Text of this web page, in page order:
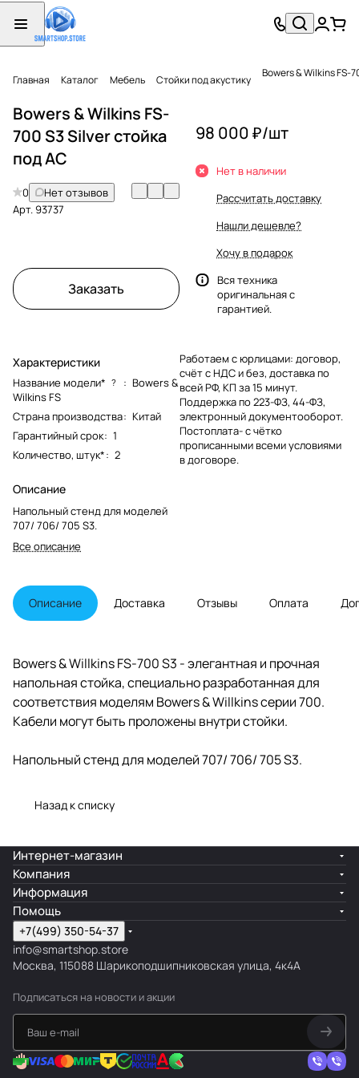
Главная Каталог Мебель Стойки под акустику Bowers & Wilkins FS-
Bowers & Wilkins FS-
700 S3 Silver стойка
под АС
0
Нет отзывов
Арт.93737
Заказать
Характеристики
Название модели* ? : Bowers &
Wilkins FS
Страна производства: Китай
Гарантийный срок: 1
Количество, штук*: 2
Описание
Напольный стенд для моделей
707/ 706/ 705 S3.
Все описание
98 000 ₽/шт
Нет в наличии
Рассчитать доставку
Нашли дешевле?
Хочу в подарок
Вся техника
оригинальная с
гарантией.
Работаем с юрлицами: договор,
счёт с НДС и без, доставка по
всей РФ, КП за 15 минут.
Поддержка по 223-ФЗ, 44-ФЗ,
электронный документооборот.
Постоплата- с чётко
прописанными всеми условиями
в договоре.
Описание Доставка Отзывы Оплата
Bowers & Willkins FS-700 S3 - элегантная и прочная
напольная стойка, специально разработанная для
соответствия моделям Bowers & Willkins серии 700.
Кабели могут быть проложены внутри стойки.
Напольный стенд для моделей 707/ 706/ 705 S3.
Назад к списку
Интернет-магазин
Компания
Информация
Помощь
+7(499) 350-54-37
info@smartshop.store
Москва, 115088 Шарикоподшипниковская улица, 4к4А
Подписаться на новости и акции